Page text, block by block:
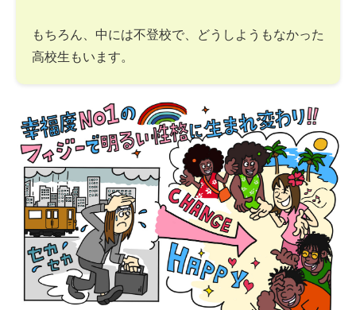
もちろん、中には不登校で、どうしようもなかった
高校生もいます。